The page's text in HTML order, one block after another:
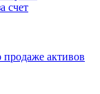
счет
активов